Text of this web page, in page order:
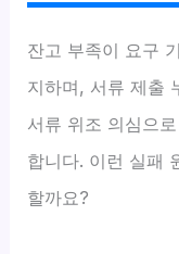
잔고 부족이 요구
지하며, 서류 제출
서류 위조 의심으
합니다. 이런 실패
할까요?